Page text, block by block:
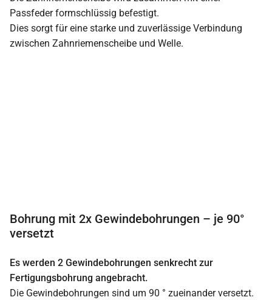
Passfeder formschlüssig befestigt.
Dies sorgt für eine starke und zuverlässige Verbindung
zwischen Zahnriemenscheibe und Welle.
Bohrung mit 2x Gewindebohrungen – je 90°
versetzt
Es werden 2 Gewindebohrungen senkrecht zur
Fertigungsbohrung angebracht.
Die Gewindebohrungen sind um 90 ° zueinander versetzt.